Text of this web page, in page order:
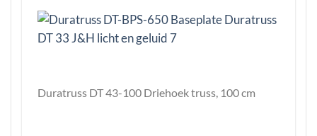
Duratruss DT 43-100 Driehoek truss, 100 cm